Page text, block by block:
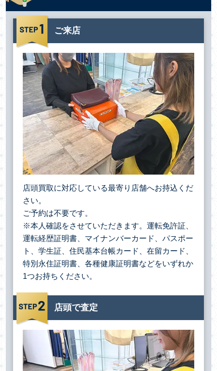
ご来店
店頭買取に対応している最寄り店舗へお持込くだ
さい。
ご予約は不要です。
※本人確認をさせていただきます。運転免許証、
運転経歴証明書、マイナンバーカード、パスポー
ト、学生証、住民基本台帳カード、在留カード、
特別永住証明書、各種健康証明書などをいずれか
1つお持ちください。
店頭で査定